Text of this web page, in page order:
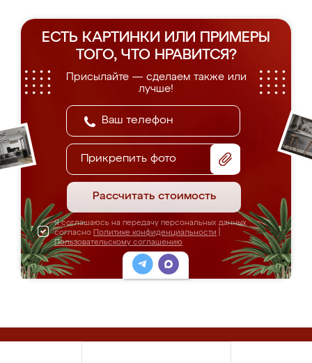
ЕСТЬ КАРТИНКИ ИЛИ ПРИМЕРЫ
ТОГО, ЧТО НРАВИТСЯ?
Присылайте — сделаем также или
лучше!
Прикрепить фото
Рассчитать стоимость
Я соглашаюсь на передачу персональных данных
согласно Политике конфиденциальности
Пользовательскому соглашению